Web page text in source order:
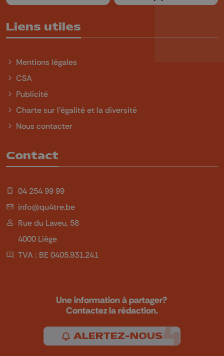
Liens utiles
Mentions légales
CSA
Publicité
Charte sur l'égalité et la diversité
Nous contacter
Contact
04 254 99 99
info@qu4tre.be
Rue du Laveu, 58
4000 Liège
TVA : BE 0405.931.241
Une information à partager?
Contactez la rédaction.
ALERTEZ-NOUS